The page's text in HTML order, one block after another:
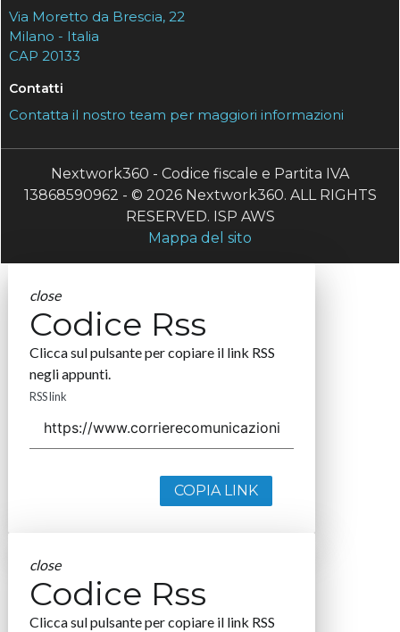
Via Moretto da Brescia, 22
Milano - Italia
CAP 20133
Contatti
Contatta il nostro team per maggiori informazioni
Nextwork360 - Codice fiscale e Partita IVA
13868590962 - © 2026 Nextwork360. ALL RIGHTS
RESERVED. ISP AWS
Mappa del sito
close
Codice Rss
Clicca sul pulsante per copiare il link RSS
negli appunti.
RSS link
COPIA LINK
close
Codice Rss
Clicca sul pulsante per copiare il link RSS